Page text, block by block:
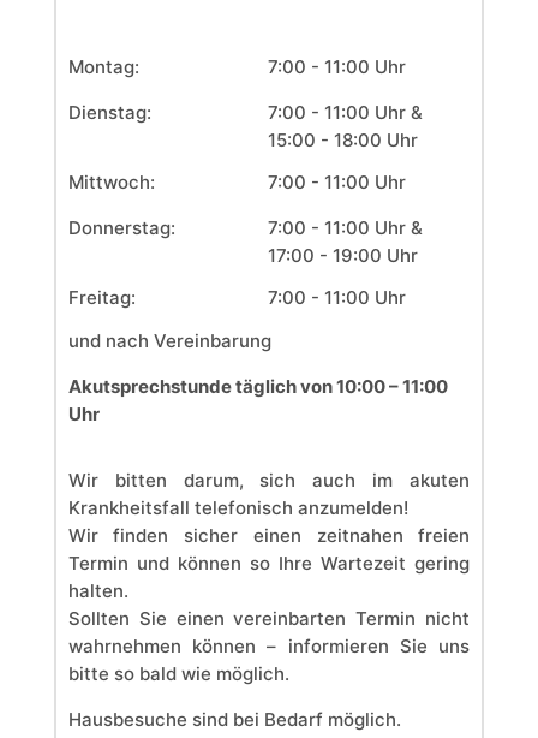
Montag:
Dienstag:
Mittwoch:
Donnerstag:
Freitag:
7:00 - 11:00 Uhr
7:00 - 11:00 Uhr &
15:00 - 18:00 Uhr
7:00 - 11:00 Uhr
7:00 - 11:00 Uhr &
17:00 - 19:00 Uhr
7:00 - 11:00 Uhr
und nach Vereinbarung
Akutsprechstunde täglich von 10:00 – 11:00
Uhr
Wir bitten darum, sich auch im akuten
Krankheitsfall telefonisch anzumelden!
Wir finden sicher einen zeitnahen freien
Termin und können so Ihre Wartezeit gering
halten.
Sollten Sie einen vereinbarten Termin nicht
wahrnehmen können – informieren Sie uns
bitte so bald wie möglich.
Hausbesuche sind bei Bedarf möglich.